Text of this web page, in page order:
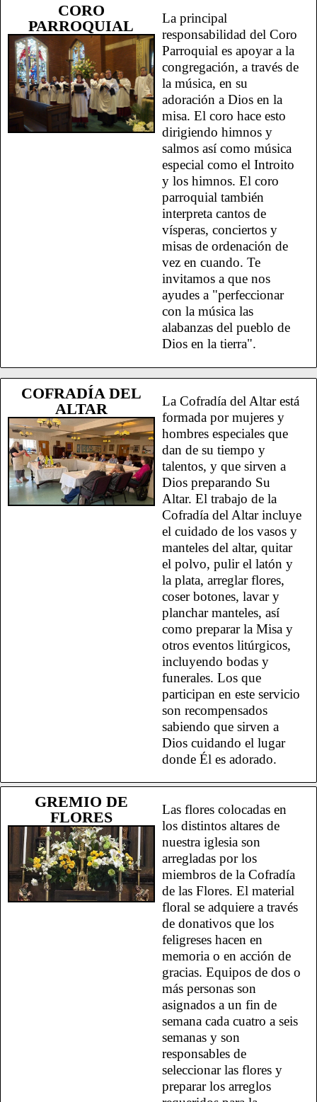
CORO
PARROQUIAL
La principal
responsabilidad del Coro
Parroquial es apoyar a la
congregación, a través de
la música, en su
adoración a Dios en la
misa. El coro hace esto
dirigiendo himnos y
salmos así como música
especial como el Introito
y los himnos. El coro
parroquial también
interpreta cantos de
vísperas, conciertos y
misas de ordenación de
vez en cuando. Te
invitamos a que nos
ayudes a "perfeccionar
con la música las
alabanzas del pueblo de
Dios en la tierra".
COFRADÍA DEL
ALTAR
La Cofradía del Altar está
formada por mujeres y
hombres especiales que
dan de su tiempo y
talentos, y que sirven a
Dios preparando Su
Altar. El trabajo de la
Cofradía del Altar incluye
el cuidado de los vasos y
manteles del altar, quitar
el polvo, pulir el latón y
la plata, arreglar flores,
coser botones, lavar y
planchar manteles, así
como preparar la Misa y
otros eventos litúrgicos,
incluyendo bodas y
funerales. Los que
participan en este servicio
son recompensados
sabiendo que sirven a
Dios cuidando el lugar
donde Él es adorado.
GREMIO DE
FLORES
Las flores colocadas en
los distintos altares de
nuestra iglesia son
arregladas por los
miembros de la Cofradía
de las Flores. El material
floral se adquiere a través
de donativos que los
feligreses hacen en
memoria o en acción de
gracias. Equipos de dos o
más personas son
asignados a un fin de
semana cada cuatro a seis
semanas y son
responsables de
seleccionar las flores y
preparar los arreglos